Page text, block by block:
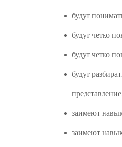
будут
будут четко
будут четко
будут
заимеют
заимеют